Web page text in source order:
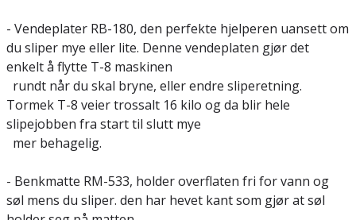
- Vendeplater RB-180, den perfekte hjelperen uansett om
du sliper mye eller lite. Denne vendeplaten gjør det
enkelt å flytte T-8 maskinen
rundt når du skal bryne, eller endre sliperetning.
Tormek T-8 veier trossalt 16 kilo og da blir hele
slipejobben fra start til slutt mye
mer behagelig.
- Benkmatte RM-533, holder overflaten fri for vann og
søl mens du sliper. den har hevet kant som gjør at søl